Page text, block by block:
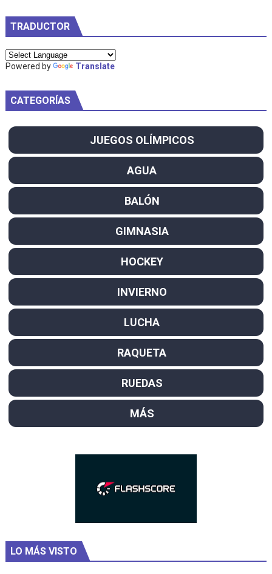
TRADUCTOR
Powered by Translate
CATEGORÍAS
JUEGOS OLÍMPICOS
AGUA
BALÓN
GIMNASIA
HOCKEY
INVIERNO
LUCHA
RAQUETA
RUEDAS
MÁS
LO MÁS VISTO